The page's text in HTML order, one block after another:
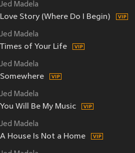
Jed Madela
Love Story (Where Do I Begin)
Jed Madela
Times of Your Life
Jed Madela
Somewhere
Jed Madela
You Will Be My Music
Jed Madela
A House Is Not a Home